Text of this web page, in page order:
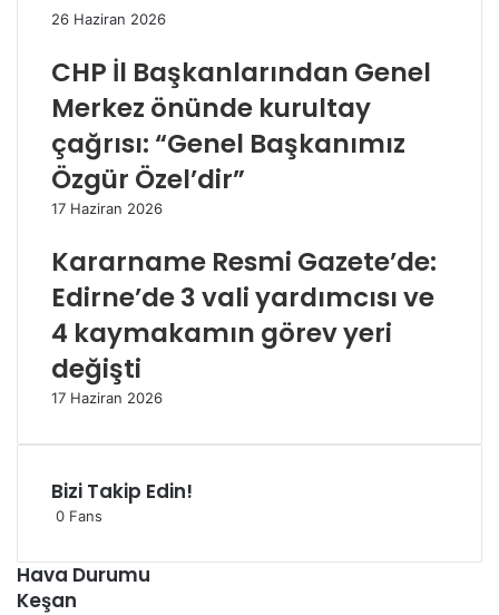
26 Haziran 2026
CHP İl Başkanlarından Genel
Merkez önünde kurultay
çağrısı: “Genel Başkanımız
Özgür Özel’dir”
17 Haziran 2026
Kararname Resmi Gazete’de:
Edirne’de 3 vali yardımcısı ve
4 kaymakamın görev yeri
değişti
17 Haziran 2026
Bizi Takip Edin!
0 Fans
Hava Durumu
Keşan